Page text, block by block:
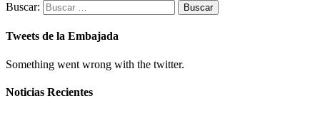
Buscar:
Tweets de la Embajada
Something went wrong with the twitter.
Noticias Recientes